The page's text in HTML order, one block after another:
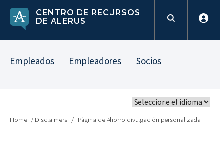
CENTRO DE RECURSOS
DE ALERUS
Empleados Empleadores Socios
Home / Disclaimers / Página de Ahorro divulgación personalizada